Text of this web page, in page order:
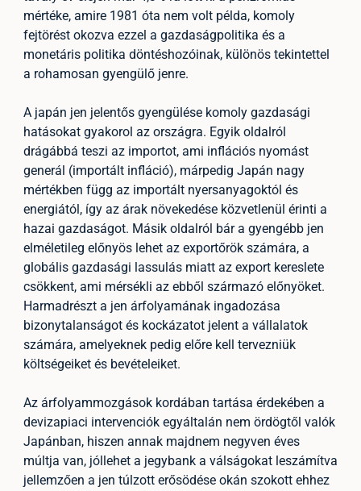
mértéke, amire 1981 óta nem volt példa, komoly
fejtörést okozva ezzel a gazdaságpolitika és a
monetáris politika döntéshozóinak, különös tekintettel
a rohamosan gyengülő jenre.
A japán jen jelentős gyengülése komoly gazdasági
hatásokat gyakorol az országra. Egyik oldalról
drágábbá teszi az importot, ami inflációs nyomást
generál (importált infláció), márpedig Japán nagy
mértékben függ az importált nyersanyagoktól és
energiától, így az árak növekedése közvetlenül érinti a
hazai gazdaságot. Másik oldalról bár a gyengébb jen
elméletileg előnyös lehet az exportőrök számára, a
globális gazdasági lassulás miatt az export kereslete
csökkent, ami mérsékli az ebből származó előnyöket.
Harmadrészt a jen árfolyamának ingadozása
bizonytalanságot és kockázatot jelent a vállalatok
számára, amelyeknek pedig előre kell tervezniük
költségeiket és bevételeiket.
Az árfolyammozgások kordában tartása érdekében a
devizapiaci intervenciók egyáltalán nem ördögtől valók
Japánban, hiszen annak majdnem negyven éves
múltja van, jóllehet a jegybank a válságokat leszámítva
jellemzően a jen túlzott erősödése okán szokott ehhez